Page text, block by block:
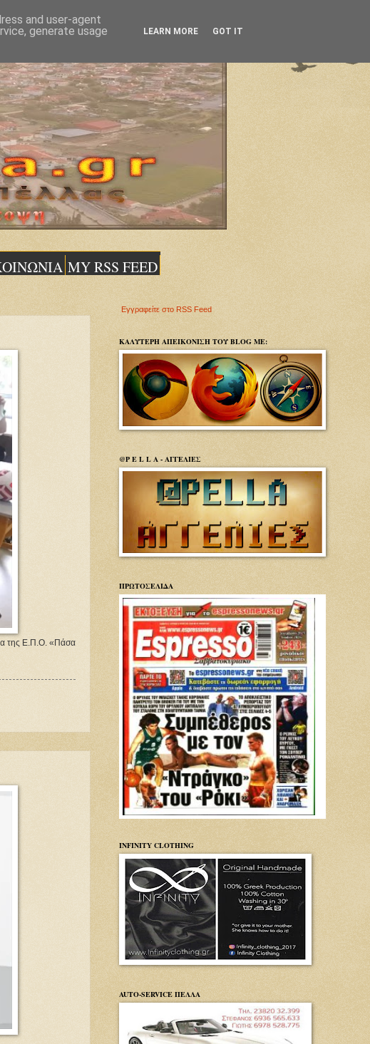
MY RSS FEED
της Ε.Π.Ο. «Πάσα
Εγγραφείτε στο RSS Feed
ΚΑΛΥΤΕΡΗ ΑΠΕΙΚΟΝΙΣΗ ΤΟΥ BLOG ΜΕ:
@P E L L A - ΑΓΓΕΛΙΕΣ
ΠΡΩΤΟΣΕΛΙΔΑ
INFINITY CLOTHING
AUTO-SERVICE ΠΕΛΛΑ
and user-agent
generate usage
LEARN MORE GOT IT